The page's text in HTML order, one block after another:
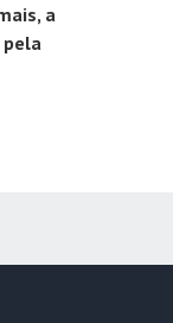
a
pela